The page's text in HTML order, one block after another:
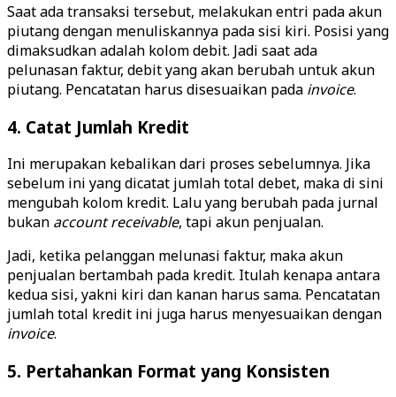
Saat ada transaksi tersebut, melakukan entri pada akun
piutang dengan menuliskannya pada sisi kiri. Posisi yang
dimaksudkan adalah kolom debit. Jadi saat ada
pelunasan faktur, debit yang akan berubah untuk akun
piutang. Pencatatan harus disesuaikan pada invoice.
4. Catat Jumlah Kredit
Ini merupakan kebalikan dari proses sebelumnya. Jika
sebelum ini yang dicatat jumlah total debet, maka di sini
mengubah kolom kredit. Lalu yang berubah pada jurnal
bukan account receivable, tapi akun penjualan.
Jadi, ketika pelanggan melunasi faktur, maka akun
penjualan bertambah pada kredit. Itulah kenapa antara
kedua sisi, yakni kiri dan kanan harus sama. Pencatatan
jumlah total kredit ini juga harus menyesuaikan dengan
invoice.
5. Pertahankan Format yang Konsisten